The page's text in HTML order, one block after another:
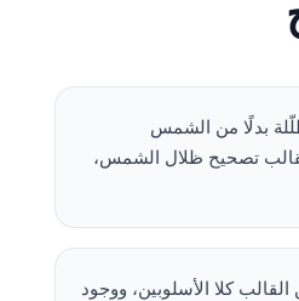
بدلًا من الشمس
تصحيح ظلال الشمس،
كلا الأسلوبين، ووجود